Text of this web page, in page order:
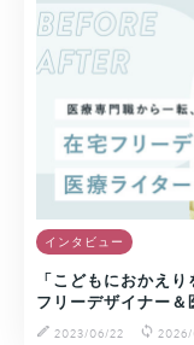
インタビュー
「こどもにおかえ
フリーデザイナー
2023/06/22